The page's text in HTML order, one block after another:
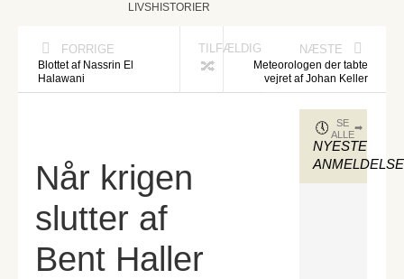
LIVSHISTORIER
FORRIGE
Blottet af Nassrin El
Halawani
TILFÆLDIG NÆSTE
Meteorologen der tabte
vejret af Johan Keller
Når krigen
slutter af
Bent Haller
NYESTE
SE
ALLE